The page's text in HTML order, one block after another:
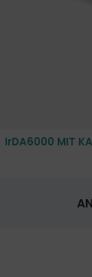
IrDA6000 MIT